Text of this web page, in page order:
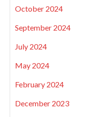
October 2024
September 2024
July 2024
May 2024
February 2024
December 2023